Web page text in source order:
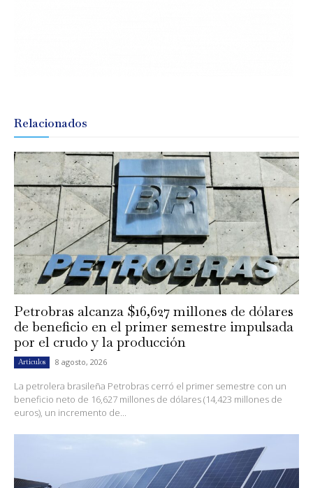
Relacionados
Petrobras alcanza $16,627 millones de dólares
de beneficio en el primer semestre impulsada
por el crudo y la producción
Artículos 8 agosto, 2026
La petrolera brasileña Petrobras cerró el primer semestre con un
beneficio neto de 16,627 millones de dólares (14,423 millones de
euros), un incremento de...